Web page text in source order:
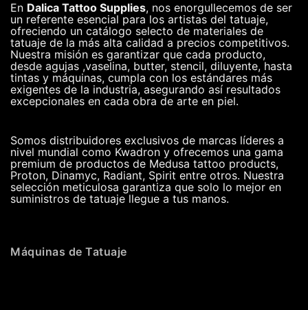
En Dalica Tattoo Supplies, nos enorgullecemos de ser
un referente esencial para los artistas del tatuaje,
ofreciendo un catálogo selecto de materiales de
tatuaje de la más alta calidad a precios competitivos.
Nuestra misión es garantizar que cada producto,
desde agujas ,vaselina, butter, stencil, diluyente, hasta
tintas y máquinas, cumpla con los estándares más
exigentes de la industria, asegurando así resultados
excepcionales en cada obra de arte en piel.
Somos distribuidores exclusivos de marcas líderes a
nivel mundial como Kwadron y ofrecemos una gama
premium de productos de Medusa tattoo products,
Proton, Dinamyc, Radiant, Spirit entre otros. Nuestra
selección meticulosa garantiza que solo lo mejor en
suministros de tatuaje llegue a tus manos.
Máquinas de Tatuaje